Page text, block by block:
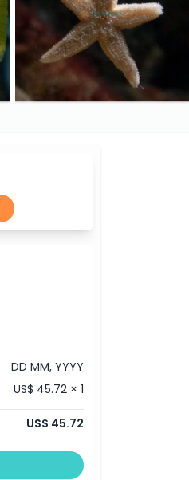
DD MM, YYYY
US$ 45.72 × 1
US$ 45.72